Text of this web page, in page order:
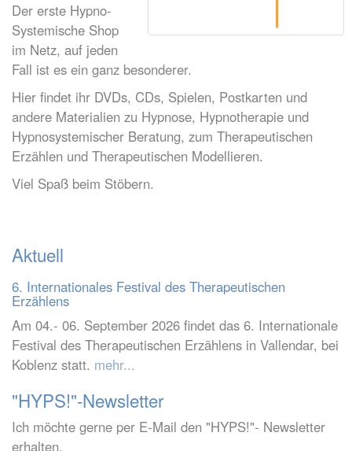
Der erste Hypno-
Systemische Shop
im Netz, auf jeden
Fall ist es ein ganz besonderer.
Hier findet ihr DVDs, CDs, Spielen, Postkarten und
andere Materialien zu Hypnose, Hypnotherapie und
Hypnosystemischer Beratung, zum Therapeutischen
Erzählen und Therapeutischen Modellieren.
Viel Spaß beim Stöbern.
Aktuell
6. Internationales Festival des Therapeutischen
Erzählens
Am 04.- 06. September 2026 findet das 6. Internationale
Festival des Therapeutischen Erzählens in Vallendar, bei
Koblenz statt. mehr...
"HYPS!"-Newsletter
Ich möchte gerne per E-Mail den "HYPS!"- Newsletter
erhalten.